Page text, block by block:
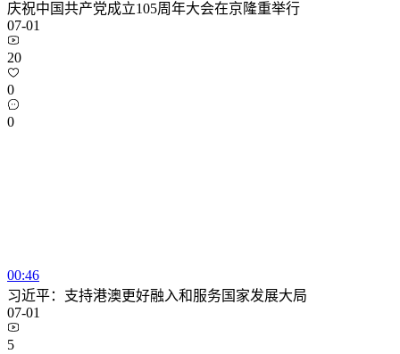
庆祝中国共产党成立105周年大会在京隆重举行
07-01
20
0
0
00:46
习近平：支持港澳更好融入和服务国家发展大局
07-01
5